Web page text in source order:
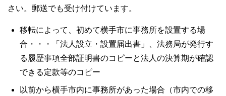
さい。郵送でも受け付けています。
移転によって、初めて横手市に事務所を設置する場
合・・・「法人設立・設置届出書」、法務局が発行す
る履歴事項全部証明書のコピーと法人の決算期が確認
できる定款等のコピー
以前から横手市内に事務所があった場合（市内での移